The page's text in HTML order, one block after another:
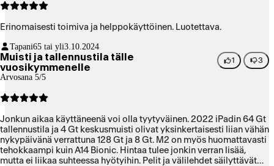
Erinomaisesti toimiva ja helppokäyttöinen. Luotettava.
Tapani65 tai yli3.10.2024
Muisti ja tallennustila tälle
vuosikymmenelle
Arvosana 5/5
1 3
Jonkun aikaa käyttäneenä voi olla tyytyväinen. 2022 iPadin 64 Gt
tallennustila ja 4 Gt keskusmuisti olivat yksinkertaisesti liian vähän
nykypäivänä verrattuna 128 Gt ja 8 Gt. M2 on myös huomattavasti
tehokkaampi kuin A14 Bionic. Hintaa tulee jonkin verran lisää,
mutta ei liikaa suhteessa hyötyihin. Pelit ja välilehdet säilyttävät